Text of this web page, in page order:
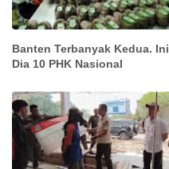
Banten Terbanyak Kedua. Ini
Dia 10 PHK Nasional